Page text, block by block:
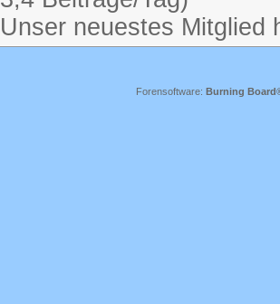
Unser neuestes Mitglied
Forensoftware: Burning